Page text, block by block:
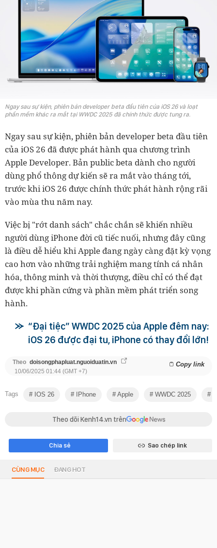
Ngay sau sự kiện, phiên bản developer beta đầu tiên của iOS 26 và loạt
phần mềm khác ra mắt tại WWDC 2025 đã chính thức được tung ra.
Ngay sau sự kiện, phiên bản developer beta đầu tiên
của iOS 26 đã được phát hành qua chương trình
Apple Developer. Bản public beta dành cho người
dùng phổ thông dự kiến sẽ ra mắt vào tháng tới,
trước khi iOS 26 được chính thức phát hành rộng rãi
vào mùa thu năm nay.
Việc bị "rớt danh sách" chắc chắn sẽ khiến nhiều
người dùng iPhone đời cũ tiếc nuối, nhưng đây cũng
là điều dễ hiểu khi Apple đang ngày càng đặt kỳ vọng
cao hơn vào những trải nghiệm mang tính cá nhân
hóa, thông minh và thời thượng, điều chỉ có thể đạt
được khi phần cứng và phần mềm phát triển song
hành.
“Đại tiệc” WWDC 2025 của Apple đêm nay:
iOS 26 được đại tu, iPhone có thay đổi lớn!
Theo doisongphapluat.nguoiduatin.vn Copy link
10/06/2025 01:44 (GMT +7)
Tags IOS 26 IPhone Apple WWDC 2025
Theo dõi Kenh14.vn trên
Chia sẻ Sao chép link
CÙNG MỤC ĐANG HOT